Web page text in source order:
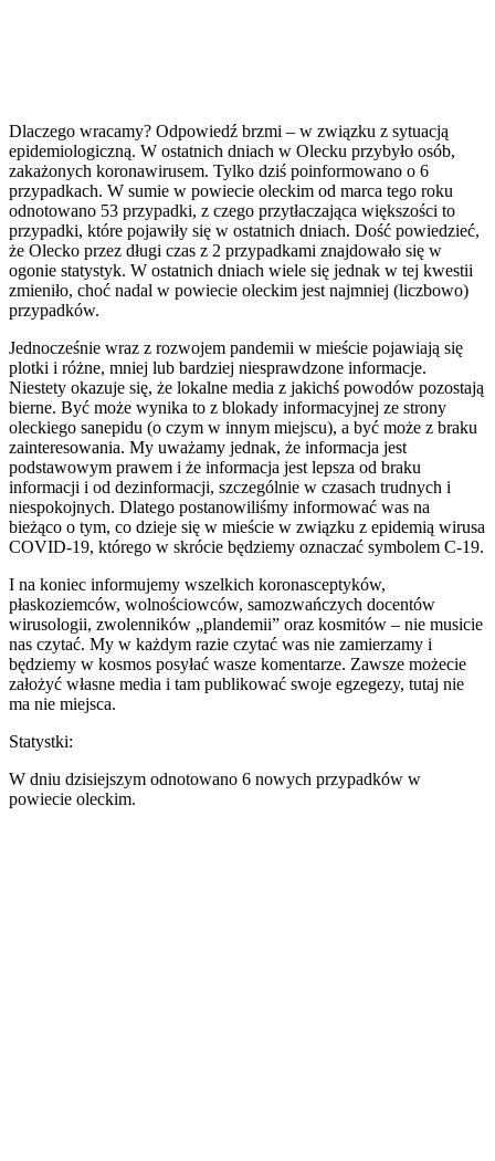
Dlaczego wracamy? Odpowiedź brzmi – w związku z sytuacją
epidemiologiczną. W ostatnich dniach w Olecku przybyło osób,
zakażonych koronawirusem. Tylko dziś poinformowano o 6
przypadkach. W sumie w powiecie oleckim od marca tego roku
odnotowano 53 przypadki, z czego przytłaczająca większości to
przypadki, które pojawiły się w ostatnich dniach. Dość powiedzieć,
że Olecko przez długi czas z 2 przypadkami znajdowało się w
ogonie statystyk. W ostatnich dniach wiele się jednak w tej kwestii
zmieniło, choć nadal w powiecie oleckim jest najmniej (liczbowo)
przypadków.
Jednocześnie wraz z rozwojem pandemii w mieście pojawiają się
plotki i różne, mniej lub bardziej niesprawdzone informacje.
Niestety okazuje się, że lokalne media z jakichś powodów pozostają
bierne. Być może wynika to z blokady informacyjnej ze strony
oleckiego sanepidu (o czym w innym miejscu), a być może z braku
zainteresowania. My uważamy jednak, że informacja jest
podstawowym prawem i że informacja jest lepsza od braku
informacji i od dezinformacji, szczególnie w czasach trudnych i
niespokojnych. Dlatego postanowiliśmy informować was na
bieżąco o tym, co dzieje się w mieście w związku z epidemią wirusa
COVID-19, którego w skrócie będziemy oznaczać symbolem C-19.
I na koniec informujemy wszelkich koronasceptyków,
płaskoziemców, wolnościowców, samozwańczych docentów
wirusologii, zwolenników „plandemii” oraz kosmitów – nie musicie
nas czytać. My w każdym razie czytać was nie zamierzamy i
będziemy w kosmos posyłać wasze komentarze. Zawsze możecie
założyć własne media i tam publikować swoje egzegezy, tutaj nie
ma nie miejsca.
Statystki:
W dniu dzisiejszym odnotowano 6 nowych przypadków w
powiecie oleckim.